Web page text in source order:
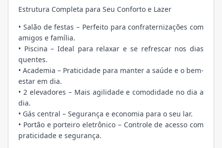
Estrutura Completa para Seu Conforto e Lazer
• Salão de festas – Perfeito para confraternizações com
amigos e família.
• Piscina – Ideal para relaxar e se refrescar nos dias
quentes.
• Academia – Praticidade para manter a saúde e o bem-
estar em dia.
• 2 elevadores – Mais agilidade e comodidade no dia a
dia.
• Gás central – Segurança e economia para o seu lar.
• Portão e porteiro eletrônico – Controle de acesso com
praticidade e segurança.